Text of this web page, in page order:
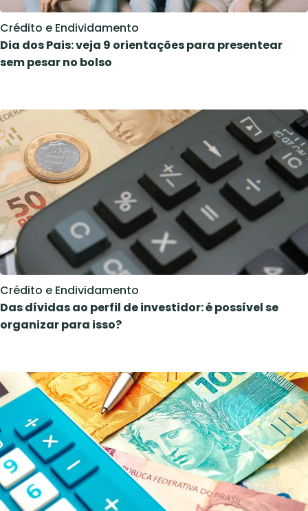
Crédito e Endividamento
Dia dos Pais: veja 9 orientações para presentear
sem pesar no bolso
Crédito e Endividamento
Das dívidas ao perfil de investidor: é possível se
organizar para isso?